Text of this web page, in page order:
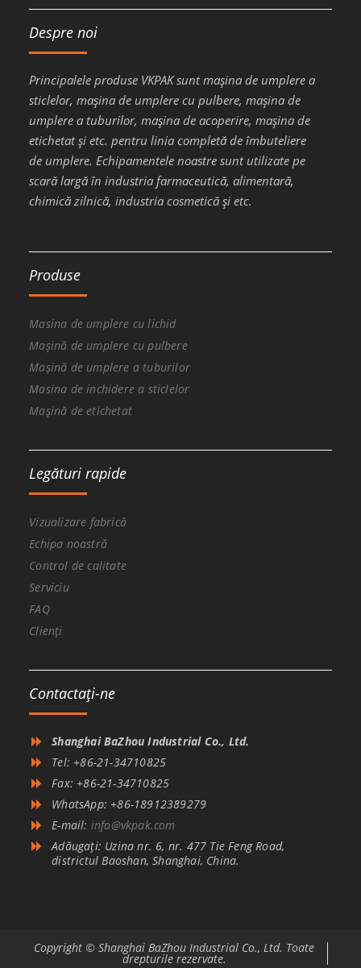
Despre noi
Principalele produse VKPAK sunt mașina de umplere a
sticlelor, mașina de umplere cu pulbere, mașina de
umplere a tuburilor, mașina de acoperire, mașina de
etichetat și etc. pentru linia completă de îmbuteliere
de umplere. Echipamentele noastre sunt utilizate pe
scară largă în industria farmaceutică, alimentară,
chimică zilnică, industria cosmetică și etc.
Produse
Masina de umplere cu lichid
Mașină de umplere cu pulbere
Mașină de umplere a tuburilor
Masina de inchidere a sticlelor
Mașină de etichetat
Legături rapide
Vizualizare fabrică
Echipa noastră
Control de calitate
Serviciu
FAQ
Clienți
Contactaţi-ne
Shanghai BaZhou Industrial Co., Ltd.
Tel: +86-21-34710825
Fax: +86-21-34710825
WhatsApp: +86-18912389279
E-mail: info@vkpak.com
Adăugați: Uzina nr. 6, nr. 477 Tie Feng Road,
districtul Baoshan, Shanghai, China.
Copyright © Shanghai BaZhou Industrial Co., Ltd. Toate
drepturile rezervate.